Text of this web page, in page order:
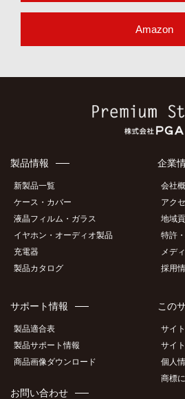
Amazon
製品情報
新製品一覧
ケース・カバー
液晶フィルム・ガラス
イヤホン・オーディオ製品
充電器
製品カタログ
企業
会社
アク
地域
特許
メデ
採用
サポート情報
製品適合表
製品サポート情報
商品画像ダウンロード
お問い合わせ
この
サイ
サイ
個人
商標